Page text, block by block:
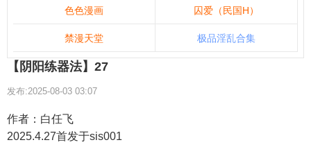
色色漫画 囚爱（民国H）
禁漫天堂 极品淫乱合集
【阴阳练器法】27
发布:2025-08-03 03:07
作者：白任飞
2025.4.27首发于sis001